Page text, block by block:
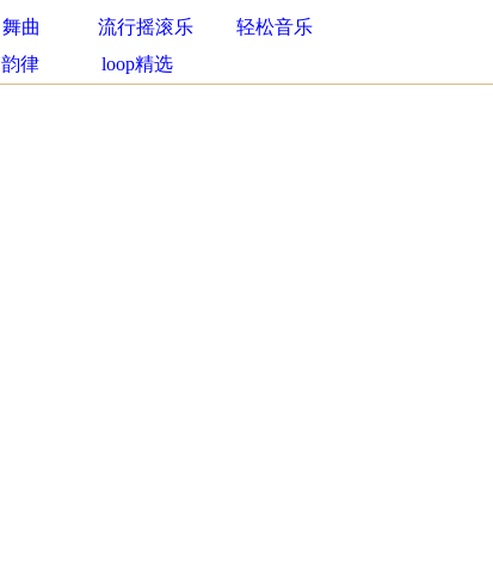
舞曲 流行摇滚乐
轻松音乐
韵律 loop精选